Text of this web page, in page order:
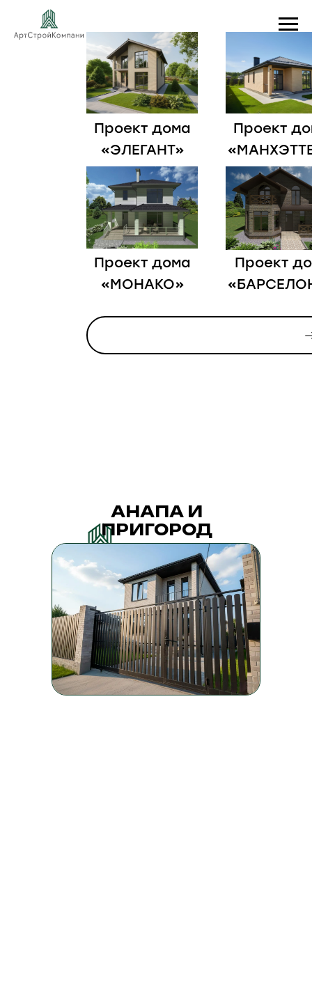
Проект дома
«ЭЛЕГАНТ»
Проект
Проект дома
«МОНАКО»
Проект
АНАПА И
ПРИГОРОД